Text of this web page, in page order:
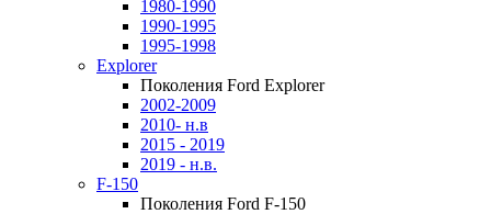
1980-1990
1990-1995
1995-1998
Explorer
Поколения Ford Explorer
2002-2009
2010- н.в
2015 - 2019
2019 - н.в.
F-150
Поколения Ford F-150